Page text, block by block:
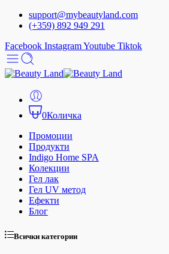
support@mybeautyland.com
(+359) 892 949 291
Facebook InstagramYoutube Tiktok
0Количка
Промоции
Продукти
Indigo Home SPA
Колекции
Гел лак
Гел UV метод
Ефекти
Блог
Всички категории